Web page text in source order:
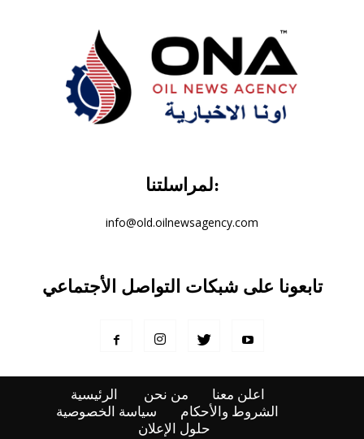
لمراسلتنا:
info@old.oilnewsagency.com
تابعونا على شبكات التواصل الأجتماعي
الرئيسية من نحن
اعلن معنا
سياسة الخصوصية
الشروط والأحكام
حلول الإعلان